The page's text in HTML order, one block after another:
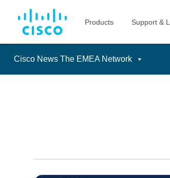
Cisco News The EMEA Network